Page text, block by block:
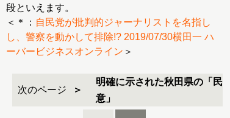
段といえます。
＜＊： 自民党が批判的ジャーナリストを名指し
し、警察を動かして排除!? 2019/07/30横田一 ハ
ーバービジネスオンライン ＞
次のページ
明確に示された秋田県の「民
意」